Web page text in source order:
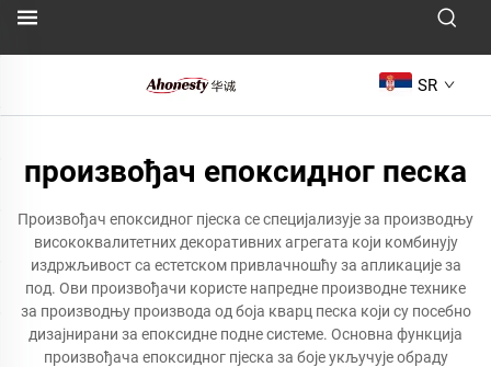
SR
произвођач епоксидног песка
Произвођач епоксидног пјеска се специјализује за производњу
висококвалитетних декоративних агрегата који комбинују
издржљивост са естетском привлачношћу за апликације за
под. Ови произвођачи користе напредне производне технике
за производњу производа од боја кварц песка који су посебно
дизајнирани за епоксидне подне системе. Основна функција
произвођача епоксидног пјеска за боје укључује обраду